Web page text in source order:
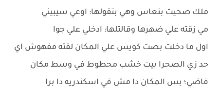
ملك صحيت بنعاس وهي بتقولها: اوعي سيبيني
مي زقته علي ضهرها وقالتلها: ادخلي علي جوا
اول ما دخلت بصت كويس علي المكان لقته مفهوش اي
حد زي الصحرا بيت خشب محطوط في وسط مكان
فاضي؛ بس المكان دا مش في اسكندريه دا برا